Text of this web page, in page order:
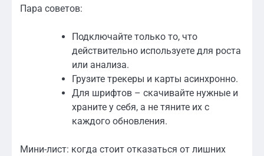
Пара советов:
Подключайте только то, что
действительно используете для роста
или анализа.
Грузите трекеры и карты асинхронно.
Для шрифтов – скачивайте нужные и
храните у себя, а не тяните их с
каждого обновления.
Мини-лист: когда стоит отказаться от лишних